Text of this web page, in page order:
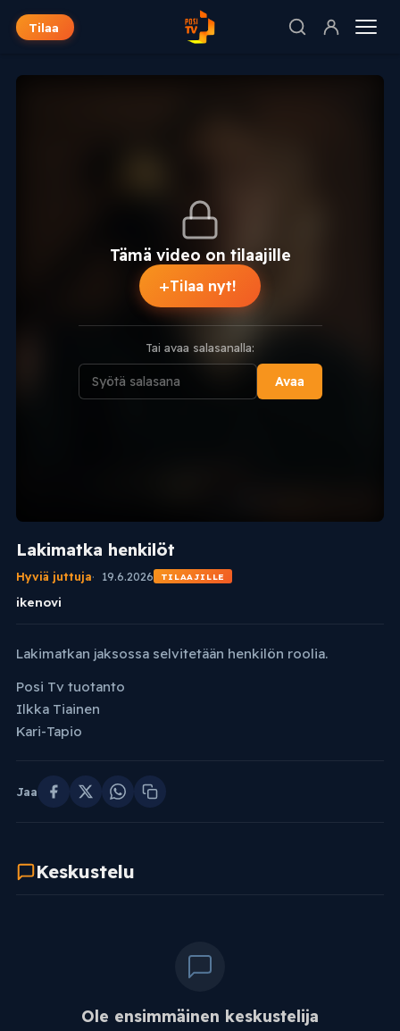
Tilaa
Tämä video on tilaajille
+Tilaa nyt!
Tai avaa salasanalla:
Avaa
Lakimatka henkilöt
Hyviä juttuja 19.6.2026 TILAAJILLE
ikenovi
Lakimatkan jaksossa selvitetään henkilön roolia.
Posi Tv tuotanto
Ilkka Tiainen
Kari-Tapio
Jaa
Keskustelu
Ole ensimmäinen keskustelija